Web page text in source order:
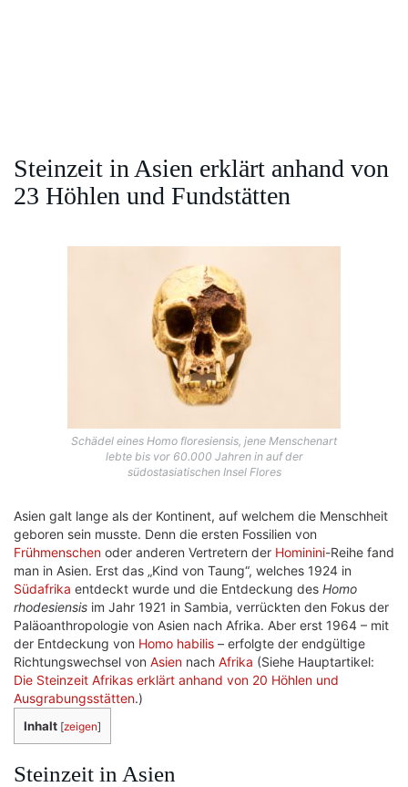
Steinzeit in Asien erklärt anhand von
23 Höhlen und Fundstätten
Schädel eines Homo floresiensis, jene Menschenart
lebte bis vor 60.000 Jahren in auf der
südostasiatischen Insel Flores
Asien galt lange als der Kontinent, auf welchem die Menschheit
geboren sein musste. Denn die ersten Fossilien von
Frühmenschen oder anderen Vertretern der Hominini-Reihe fand
man in Asien. Erst das „Kind von Taung“, welches 1924 in
Südafrika entdeckt wurde und die Entdeckung des Homo
rhodesiensis im Jahr 1921 in Sambia, verrückten den Fokus der
Paläoanthropologie von Asien nach Afrika. Aber erst 1964 – mit
der Entdeckung von Homo habilis – erfolgte der endgültige
Richtungswechsel von Asien nach Afrika (Siehe Hauptartikel:
Die Steinzeit Afrikas erklärt anhand von 20 Höhlen und
Ausgrabungsstätten.)
Inhalt [zeigen]
Steinzeit in Asien